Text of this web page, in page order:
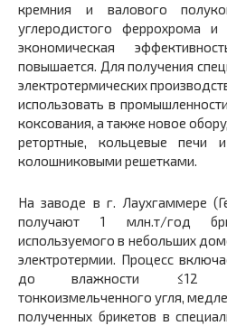
кремния и валового
углеродистого феррохрома и
экономическая
повышается. Для получения
электротермических
использовать в
коксования, а также новое
ретортные, кольцевые
колошниковыми решетками.
На заводе в г. Лаухгаммере
получают 1 млн.т/год
используемого в небольших
электротермии. Процесс
до влажности ≤12 %,
тонкоизмельченного угля,
полученных брикетов в